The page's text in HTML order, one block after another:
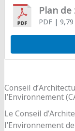
Plan de
PDF| 9,79
Conseil
l’Environnement
Le Conseil
l’Environnement